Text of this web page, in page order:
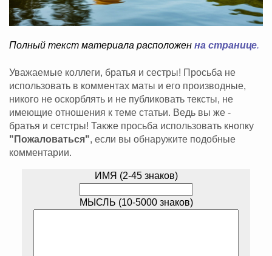
Полный текст материала расположен на странице.
Уважаемые коллеги, братья и сестры! Просьба не
использовать в комментах маты и его производные,
никого не оскорблять и не публиковать тексты, не
имеющие отношения к теме статьи. Ведь вы же -
братья и сетстры! Также просьба использовать кнопку
"Пожаловаться", если вы обнаружите подобные
комментарии.
ИМЯ (2-45 знаков)
МЫСЛЬ (10-5000 знаков)